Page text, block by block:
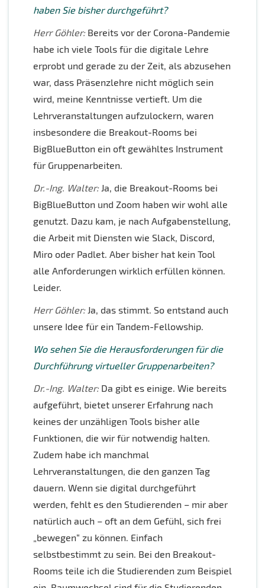
haben Sie bisher durchgeführt?
Herr Göhler: Bereits vor der Corona-Pandemie
habe ich viele Tools für die digitale Lehre
erprobt und gerade zu der Zeit, als abzusehen
war, dass Präsenzlehre nicht möglich sein
wird, meine Kenntnisse vertieft. Um die
Lehrveranstaltungen aufzulockern, waren
insbesondere die Breakout-Rooms bei
BigBlueButton ein oft gewähltes Instrument
für Gruppenarbeiten.
Dr.-Ing. Walter: Ja, die Breakout-Rooms bei
BigBlueButton und Zoom haben wir wohl alle
genutzt. Dazu kam, je nach Aufgabenstellung,
die Arbeit mit Diensten wie Slack, Discord,
Miro oder Padlet. Aber bisher hat kein Tool
alle Anforderungen wirklich erfüllen können.
Leider.
Herr Göhler: Ja, das stimmt. So entstand auch
unsere Idee für ein Tandem-Fellowship.
Wo sehen Sie die Herausforderungen für die
Durchführung virtueller Gruppenarbeiten?
Dr.-Ing. Walter: Da gibt es einige. Wie bereits
aufgeführt, bietet unserer Erfahrung nach
keines der unzähligen Tools bisher alle
Funktionen, die wir für notwendig halten.
Zudem habe ich manchmal
Lehrveranstaltungen, die den ganzen Tag
dauern. Wenn sie digital durchgeführt
werden, fehlt es den Studierenden – mir aber
natürlich auch – oft an dem Gefühl, sich frei
„bewegen“ zu können. Einfach
selbstbestimmt zu sein. Bei den Breakout-
Rooms teile ich die Studierenden zum Beispiel